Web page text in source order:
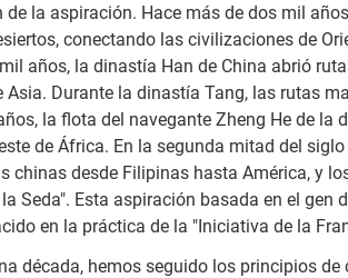
de la aspiración. Hace más de dos mil
conectando las civilizaciones de
años, la dinastía Han de China abrió
Asia. Durante la dinastía Tang, las rutas
la flota del navegante Zheng He de la
de África. En la segunda mitad del
chinas desde Filipinas hasta América, y
Seda". Esta aspiración basada en el
en la práctica de la "Iniciativa de la
década, hemos seguido los principios